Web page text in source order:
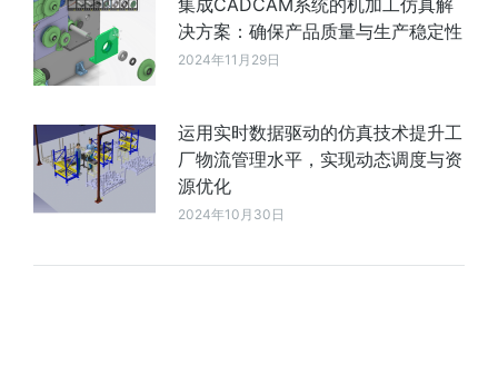
决方案：确保产品质量与生产稳定性
2024年11月29日
运用实时数据驱动的仿真技术提升工
厂物流管理水平，实现动态调度与资
源优化
2024年10月30日